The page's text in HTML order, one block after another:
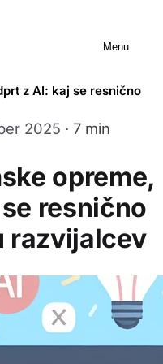
Menu
z AI: kaj se resnično
2025 · 7 min
opreme,
resnično
razvijalcev
piškotkov
ali
spletne strani in jih
dejanja, ki predstavljajo